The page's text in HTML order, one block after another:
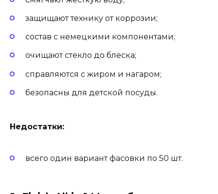
защищают технику от коррозии;
состав с немецкими компонентами;
очищают стекло до блеска;
справляются с жиром и нагаром;
безопасны для детской посуды.
Недостатки:
всего один вариант фасовки по 50 шт.